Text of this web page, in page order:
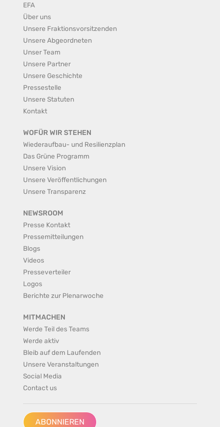
EFA
Über uns
Unsere Fraktionsvorsitzenden
Unsere Abgeordneten
Unser Team
Unsere Partner
Unsere Geschichte
Pressestelle
Unsere Statuten
Kontakt
WOFÜR WIR STEHEN
Wiederaufbau- und Resilienzplan
Das Grüne Programm
Unsere Vision
Unsere Veröffentlichungen
Unsere Transparenz
NEWSROOM
Presse Kontakt
Pressemitteilungen
Blogs
Videos
Presseverteiler
Logos
Berichte zur Plenarwoche
MITMACHEN
Werde Teil des Teams
Werde aktiv
Bleib auf dem Laufenden
Unsere Veranstaltungen
Social Media
Contact us
ABONNIEREN